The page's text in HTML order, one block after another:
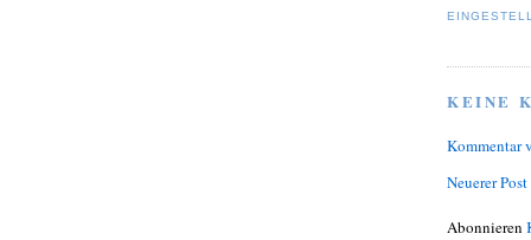
KEINE
Kommentar
Neuerer Post
Abonnieren